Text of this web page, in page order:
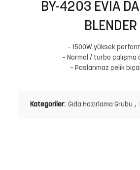
BY-4203 EVİA
BLENDER
– 1500W yüksek
– Normal / turbo çalışma
– Paslanmaz çelik
Kategoriler: Gıda Hazırlama Grubu ,